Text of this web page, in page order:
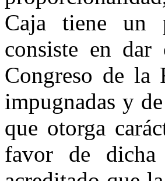
Caja tiene un
consiste en dar
Congreso de la
impugnadas y
que otorga
favor de dicha